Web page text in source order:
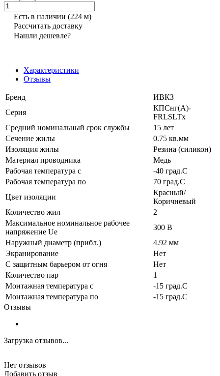
Есть в наличии (224 м)
Рассчитать доставку
Нашли дешевле?
Характеристики
Отзывы
Бренд
ИВКЗ
Серия
КПСнг(А)-
FRLSLTx
Средний номинальный срок службы
15 лет
Сечение жилы
0.75 кв.мм
Изоляция жилы
Резина (силикон)
Материал проводника
Медь
Рабочая температура с
-40 град.C
Рабочая температура по
70 град.C
Цвет изоляции
Красный/
Коричневый
Количество жил
2
Максимальное номинальное рабочее
напряжение Ue
300 В
Наружный диаметр (прибл.)
4.92 мм
Экранирование
Нет
С защитным барьером от огня
Нет
Количество пар
1
Монтажная температура с
-15 град.C
Монтажная температура по
-15 град.C
Отзывы
Загрузка отзывов...
Нет отзывов
Добавить отзыв